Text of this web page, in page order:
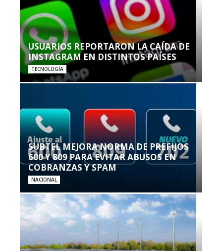
USUARIOS REPORTARON LA CAÍDA DE
INSTAGRAM EN DISTINTOS PAÍSES
TECNOLOGÍA
SUBTEL MEJORA NORMA DE PREFIJOS
600 Y 809 PARA EVITAR ABUSOS EN
COBRANZAS Y SPAM
NACIONAL